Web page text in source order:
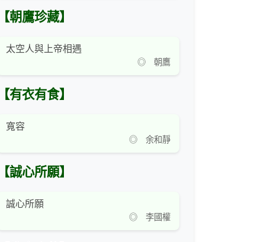
【朝鷹珍藏】
太空人與上帝相遇
◎ 朝鷹
【有衣有食】
寬容
◎ 余和靜
【誠心所願】
誠心所願
◎ 李國權